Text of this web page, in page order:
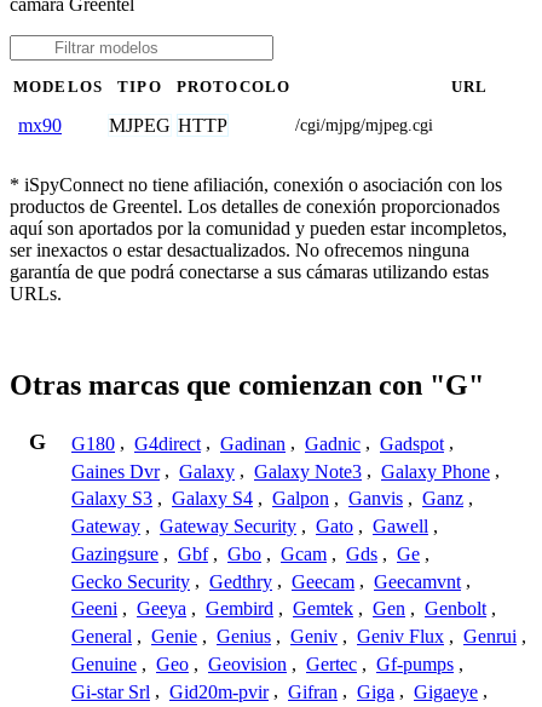
MODELOS TIPO PROTOCOLO URL
mx90 MJPEG HTTP /cgi/mjpg/mjpeg.cgi
* iSpyConnect no tiene afiliación, conexión o asociación con los
productos de Greentel. Los detalles de conexión proporcionados
aquí son aportados por la comunidad y pueden estar incompletos,
ser inexactos o estar desactualizados. No ofrecemos ninguna
garantía de que podrá conectarse a sus cámaras utilizando estas
URLs.
Otras marcas que comienzan con "G"
G G180 , G4direct , Gadinan , Gadnic , Gadspot ,
Gaines Dvr , Galaxy , Galaxy Note3 , Galaxy Phone ,
Galaxy S3 , Galaxy S4 , Galpon , Ganvis , Ganz ,
Gateway , Gateway Security , Gato , Gawell ,
Gazingsure , Gbf , Gbo , Gcam , Gds , Ge ,
Gecko Security , Gedthry , Geecam , Geecamvnt ,
Geeni , Geeya , Gembird , Gemtek , Gen , Genbolt ,
General , Genie , Genius , Geniv , Geniv Flux , Genrui ,
Genuine , Geo , Geovision , Gertec , Gf-pumps ,
Gi-star Srl , Gid20m-pvir , Gifran , Giga , Gigaeye ,